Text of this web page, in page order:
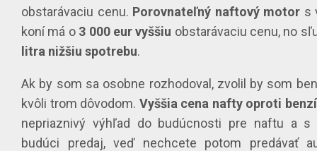
obstarávaciu cenu. Porovnateľný naftový motor s
koní má o 3 000 eur vyššiu obstarávaciu cenu, no
litra nižšiu spotrebu.
Ak by som sa osobne rozhodoval, zvolil by som
kvôli trom dôvodom. Vyššia cena nafty oproti
nepriaznivý výhľad do budúcnosti pre naftu a s
budúci predaj, veď nechcete potom predávať